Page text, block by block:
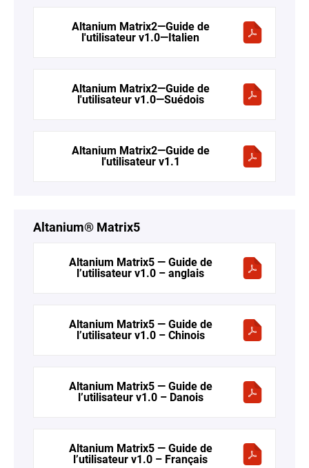
Altanium Matrix2—Guide de
l'utilisateur v1.0—Italien
Altanium Matrix2—Guide de
l'utilisateur v1.0—Suédois
Altanium Matrix2—Guide de
l'utilisateur v1.1
Altanium® Matrix5
Altanium Matrix5 — Guide de
l’utilisateur v1.0 – anglais
Altanium Matrix5 — Guide de
l’utilisateur v1.0 – Chinois
Altanium Matrix5 — Guide de
l’utilisateur v1.0 – Danois
Altanium Matrix5 — Guide de
l’utilisateur v1.0 – Français